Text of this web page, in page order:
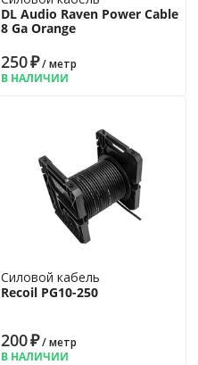
DL Audio Raven Power Cable
8 Ga Orange
250₽/ метр
В НАЛИЧИИ
Силовой кабель
Recoil PG10-250
200₽/ метр
В НАЛИЧИИ